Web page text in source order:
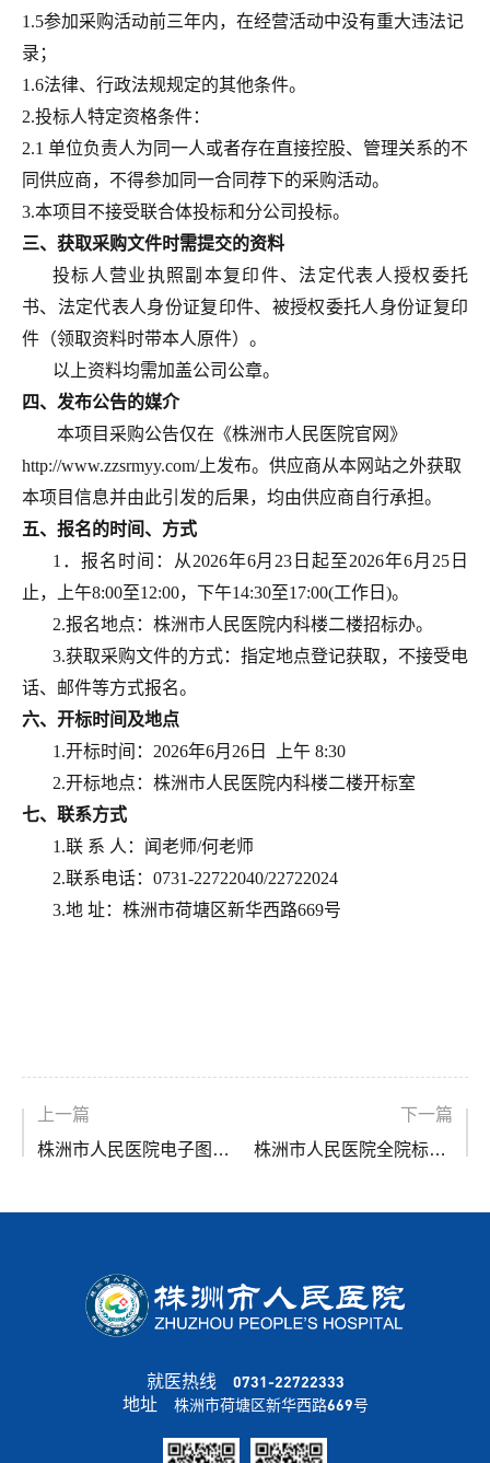
1.5参加采购活动前三年内，在经营活动中没有重大违法记
录；
1.6法律、行政法规规定的其他条件。
2.投标人特定资格条件：
2.1 单位负责人为同一人或者存在直接控股、管理关系的不
同供应商，不得参加同一合同荐下的采购活动。
3.本项目不接受联合体投标和分公司投标。
三、 获取采购文件时需提交的资料
投标人营业执照副本复印件、法定代表人授权委托
书、法定代表人身份证复印件、被授权委托人身份证复印
件 （领取资料时带本人原件） 。
以上资料均需加盖公司公章。
四、 发布公告的媒介
本项目采购公告仅在《株洲市人民医院官网》
http://www.zzsrmyy.com/上发布。供应商从本网站之外获取
本项目信息并由此引发的后果，均由供应商自行承担。
五、 报名的时间、方式
1．报名时间：从2026年6月 23 日起至2026年6月 25 日
止，上午8:00至12:00，下午14:30至17:00(工作日 )。
2.报名地点：株洲市人民 医院内科楼二楼招标办。
3.获取采购文件的方式：指定地点登记获取， 不接受电
话、邮件等方式报名。
六、开标时间及地点
1.开标时间： 2026年6月 26日 上午 8:30
2.开标地点：株洲市人民 医院内科楼二楼开标室
七、联系方式
1.联 系 人： 闻老师/何老师
2.联系电话： 0731-22722040/22722024
3.地 址：株洲市荷塘区新华西路669号
上一篇
株洲市人民医院电子图书馆项目中标公告
下一篇
株洲市人民医院全院标识标牌零星日常制作服务邀请公告
就医热线
0731-22722333
地址
株洲市荷塘区新华西路669号